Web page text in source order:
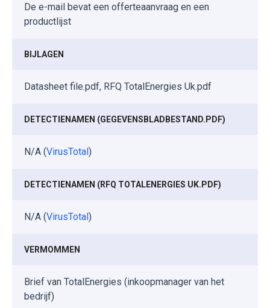
De e-mail bevat een offerteaanvraag en een
productlijst
BIJLAGEN
Datasheet file.pdf, RFQ TotalEnergies Uk.pdf
DETECTIENAMEN (GEGEVENSBLADBESTAND.PDF)
N/A (VirusTotal )
DETECTIENAMEN (RFQ TOTALENERGIES UK.PDF)
N/A (VirusTotal )
VERMOMMEN
Brief van TotalEnergies (inkoopmanager van het
bedrijf)